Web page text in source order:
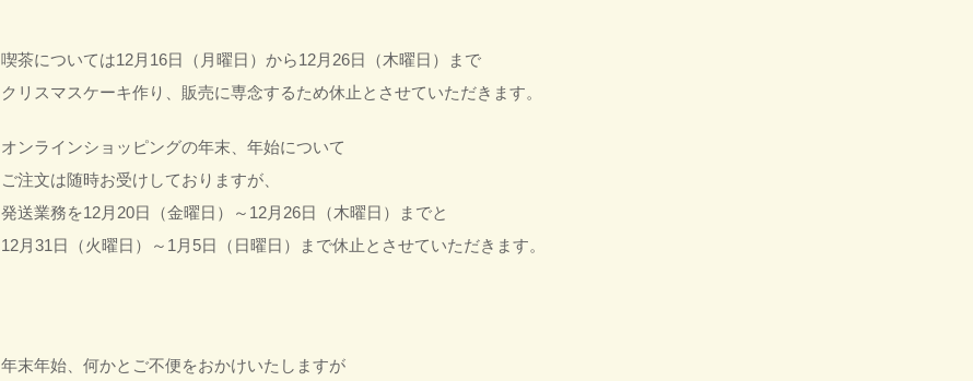
喫茶については12月16日（月曜日）から12月26日（木曜日）まで
クリスマスケーキ作り、販売に専念するため休止とさせていただきます。
オンラインショッピングの年末、年始について
ご注文は随時お受けしておりますが、
発送業務を12月20日（金曜日）～12月26日（木曜日）までと
12月31日（火曜日）～1月5日（日曜日）まで休止とさせていただきます。
年末年始、何かとご不便をおかけいたしますが